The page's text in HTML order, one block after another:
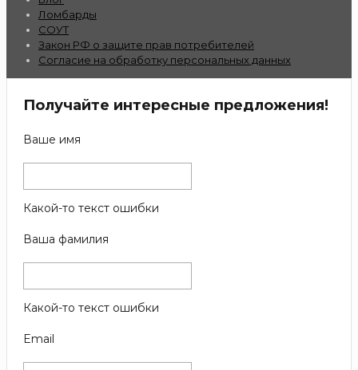
Ломбарды
СОУТ
Закон РФ о защите прав потребителей
Согласие на обработку персональных данных
Получайте интересные предложения!
Ваше имя
Какой-то текст ошибки
Ваша фамилия
Какой-то текст ошибки
Email